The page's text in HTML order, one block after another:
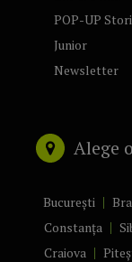
POP-UP
Junior
Newsletter
Alege
București
Constanța
Craiova